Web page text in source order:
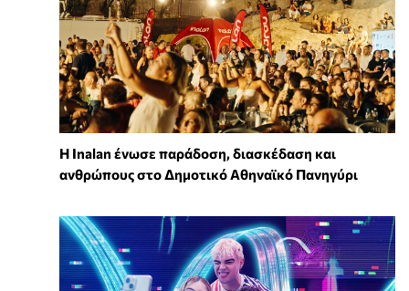
Η Inalan ένωσε παράδοση, διασκέδαση και
ανθρώπους στο Δημοτικό Αθηναϊκό Πανηγύρι